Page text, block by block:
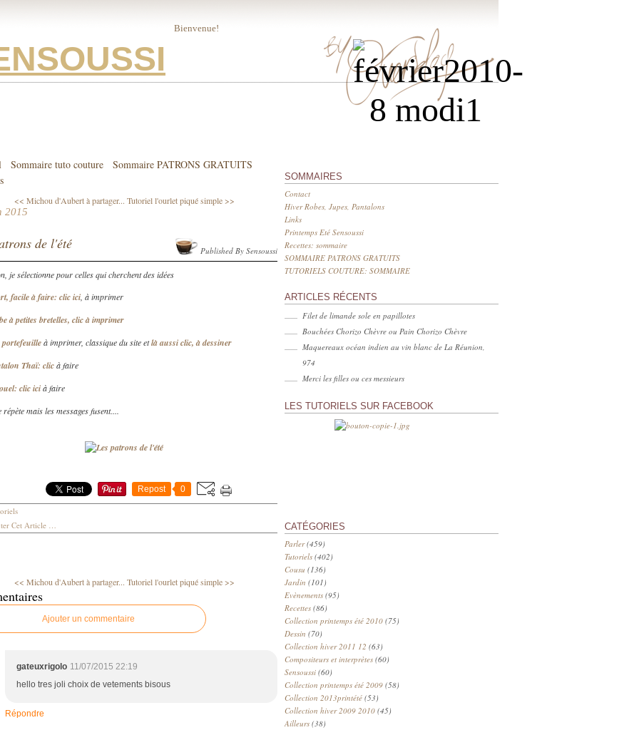
Bienvenue!
Sommaire tuto couture
Sommaire PATRONS GRATUITS
<< Michou d'Aubert à partager... Tutoriel l'ourlet piqué simple >>
2015
de l'été
je sélectionne pour celles qui cherchent des idées
facile à faire: clic ici , à imprimer
à petites bretelles, clic à imprimer
à imprimer, classique du site etlà aussi clic, à dessiner
Thaï: clicà faire
clic icià faire
répète mais les messages fusent....
Repost 0
Published By Sensoussi
Cet Article …
<< Michou d'Aubert à partager... Tutoriel l'ourlet piqué simple >>
Ajouter un commentaire
gateuxrigolo 11/07/2015 22:19
hello tres joli choix de vetements bisous
Répondre
SOMMAIRES
Contact
Hiver Robes, Jupes, Pantalons
Links
Printemps Eté Sensoussi
Recettes: sommaire
SOMMAIRE PATRONS GRATUITS
TUTORIELS COUTURE: SOMMAIRE
ARTICLES RÉCENTS
Filet de limande sole en papillotes
Bouchées Chorizo Chèvre ou Pain Chorizo Chèvre
Maquereaux océan indien au vin blanc de La Réunion,
974
Merci les filles ou ces messieurs
LES TUTORIELS SUR FACEBOOK
CATÉGORIES
Parler(459)
Tutoriels (402)
Cousu (136)
Jardin (101)
Evènements (95)
Recettes (86)
Collection printemps été 2010 (75)
Dessin (70)
Collection hiver 2011 12 (63)
Compositeurs et interprètes (60)
Sensoussi (60)
Collection printemps été 2009 (58)
Collection 2013printété (53)
Collection hiver 2009 2010 (45)
Ailleurs (38)